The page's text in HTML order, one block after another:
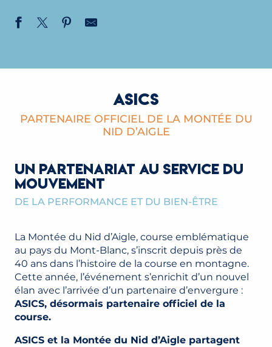
ASICS
PARTENAIRE OFFICIEL DE LA MONTÉE DU
NID D’AIGLE
UN PARTENARIAT AU SERVICE DU
MOUVEMENT
DE LA PERFORMANCE ET DU BIEN-ÊTRE
La Montée du Nid d’Aigle, course emblématique
au pays du Mont-Blanc, s’inscrit depuis près de
40 ans dans l’histoire de la course en montagne.
Cette année, l’événement s’enrichit d’un nouvel
élan avec l’arrivée d’un partenaire d’envergure :
ASICS, désormais partenaire officiel de la
course.
ASICS et la Montée du Nid d’Aigle partagent